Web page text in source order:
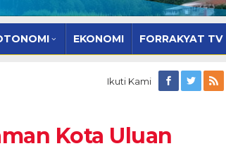
EKONOMI FORRAKYAT TV
Ikuti Kami
Kota Uluan